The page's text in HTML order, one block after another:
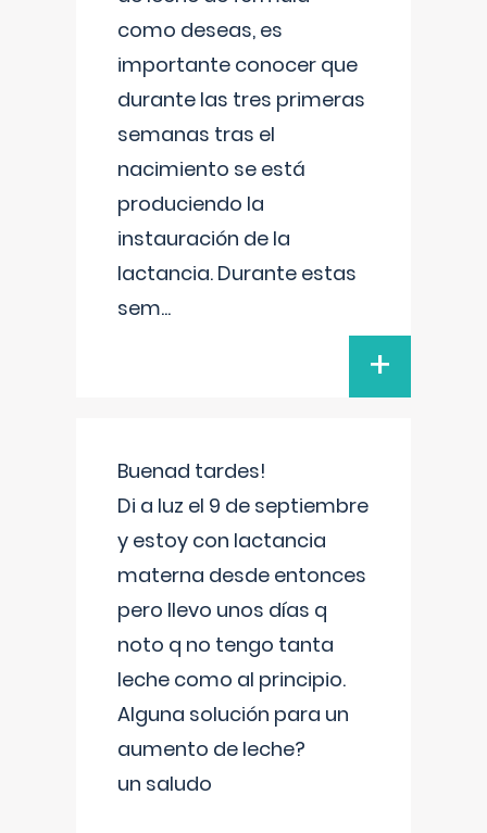
como deseas, es
importante conocer que
durante las tres primeras
semanas tras el
nacimiento se está
produciendo la
instauración de la
lactancia. Durante estas
sem...
+
Buenad tardes!
Di a luz el 9 de septiembre
y estoy con lactancia
materna desde entonces
pero llevo unos días q
noto q no tengo tanta
leche como al principio.
Alguna solución para un
aumento de leche?
un saludo